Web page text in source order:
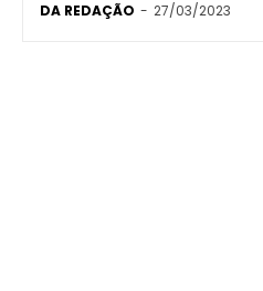
DA REDAÇÃO - 27/03/2023